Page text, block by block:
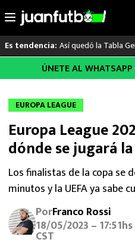
al
Es tendencia: Así quedó la Tabla
LO ÚLTIMO
LIGA MX
RAYADOS
ATLANTE
SELECCIÓN MEXICANA
ÚNETE AL
EUROPA LEAGUE
Europa League
dónde se jugará
Los finalistas de la copa se
minutos y la UEFA ya sabe
PorFranco Rossi
18/05/2023 – 17:51hs
CST